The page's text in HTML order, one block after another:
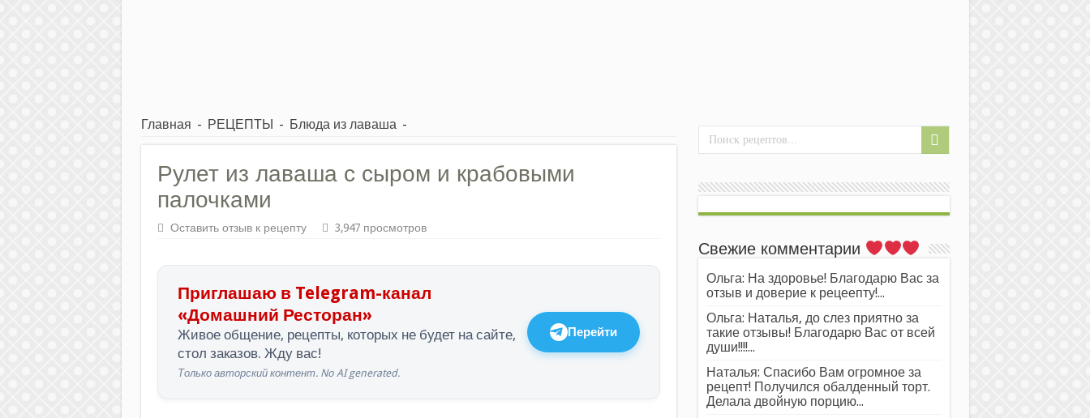
Главная - РЕЦЕПТЫ - Блюда из лаваша -
Рулет из лаваша с сыром и крабовыми
палочками
Оставить отзыв к рецепту 3,947 просмотров
Приглашаю в Telegram-канал
«Домашний Ресторан»
Живое общение, рецепты, которых не будет на сайте,
стол заказов. Жду вас!
Только авторский контент. No AI generated.
Перейти
Свежие комментарии
Ольга: На здоровье! Благодарю Вас за
отзыв и доверие к рецеепту!...
Ольга: Наталья, до слез приятно за
такие отзывы! Благодарю Вас от всей
души!!!!...
Наталья: Спасибо Вам огромное за
рецепт! Получился обалденный торт.
Делала двойную порцию...